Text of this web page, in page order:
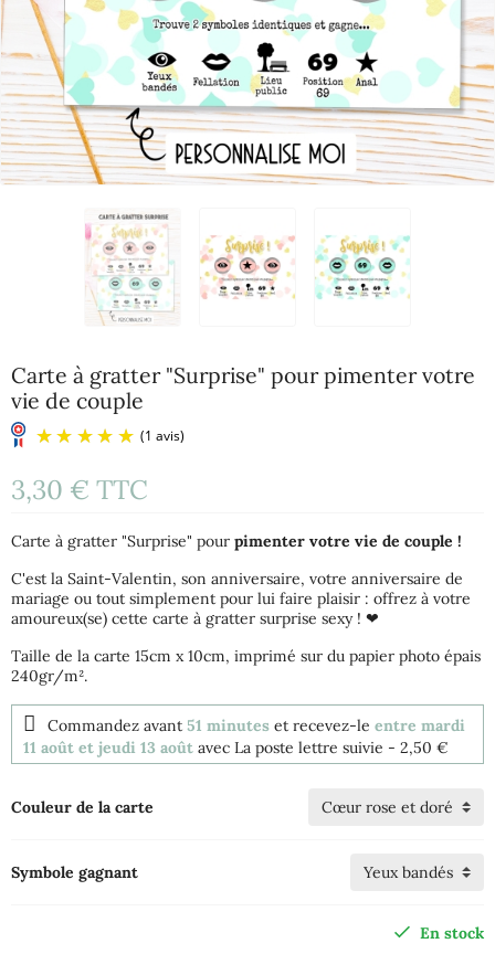
Carte à gratter "Surprise" pour pimenter votre
vie de couple
3,30 € TTC
Carte à gratter "Surprise" pour pimenter votre vie de couple !
C'est la Saint-Valentin, son anniversaire, votre anniversaire de
mariage ou tout simplement pour lui faire plaisir : offrez à votre
amoureux(se) cette carte à gratter surprise sexy ! ❤
Taille de la carte 15cm x 10cm, imprimé sur du papier photo épais
240gr/m².
Commandez avant 51 minutes et recevez-le entre mardi
11 août et jeudi 13 août avec La poste lettre suivie - 2,50 €
Couleur de la carte
Symbole gagnant
En stock